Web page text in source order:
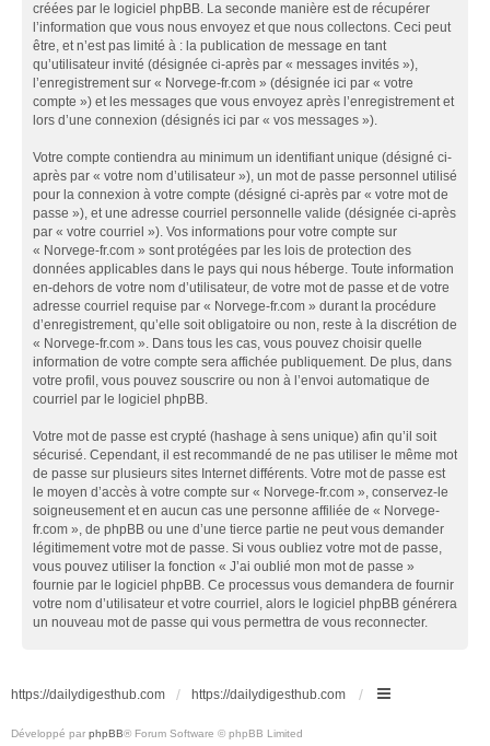
créées par le logiciel phpBB. La seconde manière est de récupérer
l’information que vous nous envoyez et que nous collectons. Ceci peut
être, et n’est pas limité à : la publication de message en tant
qu’utilisateur invité (désignée ci-après par « messages invités »),
l’enregistrement sur « Norvege-fr.com » (désignée ici par « votre
compte ») et les messages que vous envoyez après l’enregistrement et
lors d’une connexion (désignés ici par « vos messages »).
Votre compte contiendra au minimum un identifiant unique (désigné ci-
après par « votre nom d’utilisateur »), un mot de passe personnel utilisé
pour la connexion à votre compte (désigné ci-après par « votre mot de
passe »), et une adresse courriel personnelle valide (désignée ci-après
par « votre courriel »). Vos informations pour votre compte sur
« Norvege-fr.com » sont protégées par les lois de protection des
données applicables dans le pays qui nous héberge. Toute information
en-dehors de votre nom d’utilisateur, de votre mot de passe et de votre
adresse courriel requise par « Norvege-fr.com » durant la procédure
d’enregistrement, qu’elle soit obligatoire ou non, reste à la discrétion de
« Norvege-fr.com ». Dans tous les cas, vous pouvez choisir quelle
information de votre compte sera affichée publiquement. De plus, dans
votre profil, vous pouvez souscrire ou non à l’envoi automatique de
courriel par le logiciel phpBB.
Votre mot de passe est crypté (hashage à sens unique) afin qu’il soit
sécurisé. Cependant, il est recommandé de ne pas utiliser le même mot
de passe sur plusieurs sites Internet différents. Votre mot de passe est
le moyen d’accès à votre compte sur « Norvege-fr.com », conservez-le
soigneusement et en aucun cas une personne affiliée de « Norvege-
fr.com », de phpBB ou une d’une tierce partie ne peut vous demander
légitimement votre mot de passe. Si vous oubliez votre mot de passe,
vous pouvez utiliser la fonction « J’ai oublié mon mot de passe »
fournie par le logiciel phpBB. Ce processus vous demandera de fournir
votre nom d’utilisateur et votre courriel, alors le logiciel phpBB générera
un nouveau mot de passe qui vous permettra de vous reconnecter.
https://dailydigesthub.com https://dailydigesthub.com
Développé par phpBB® Forum Software © phpBB Limited